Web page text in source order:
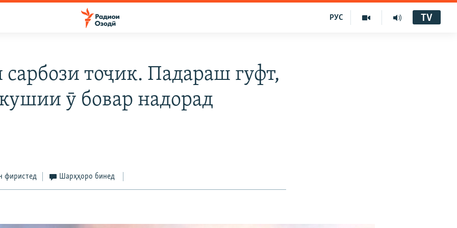
РУС TV
тоҷик. Падараш гуфт,
ӯ бовар надорад
фиристед Шарҳҳоро бинед